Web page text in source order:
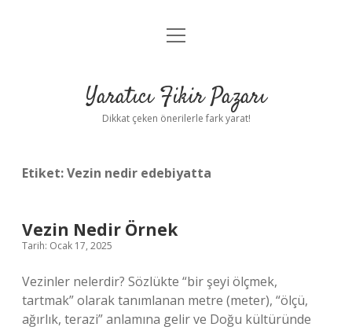
Anasayfa
Yasal Uyarı
menüyü
Yaratıcı Fikir Pazarı
Dikkat çeken önerilerle fark yarat!
Etiket:Vezin nedir edebiyatta
Vezin Nedir Örnek
Tarih: Ocak 17, 2025
Vezinler nelerdir? Sözlükte “bir şeyi ölçmek,
tartmak” olarak tanımlanan metre (meter), “ölçü,
ağırlık, terazi” anlamına gelir ve Doğu kültüründe